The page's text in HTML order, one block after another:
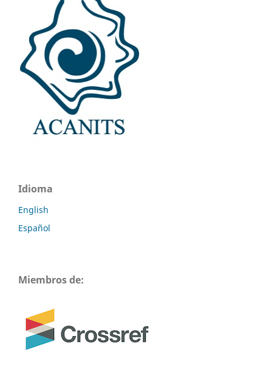
Idioma
English
Español
Miembros de: